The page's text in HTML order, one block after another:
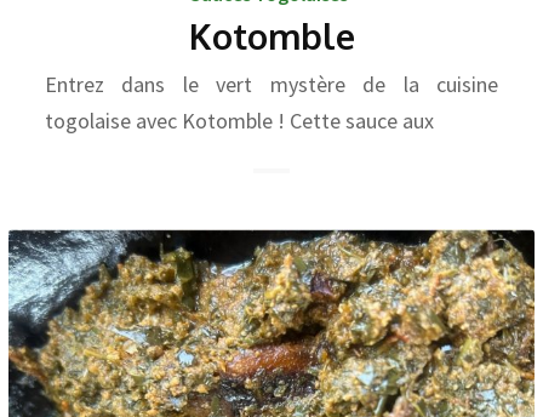
Kotomble
Entrez dans le vert mystère de la cuisine
togolaise avec Kotomble ! Cette sauce aux